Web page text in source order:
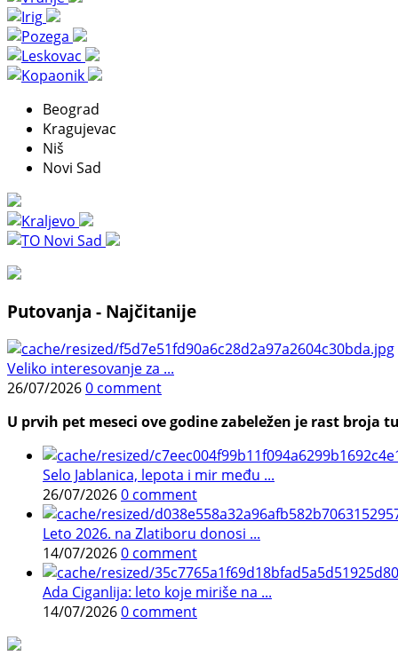
Beograd
Kragujevac
Niš
Novi Sad
Putovanja - Najčitanije
Veliko interesovanje za ...
26/07/20260 comment
U prvih pet meseci ove godine zabeležen je rast
Selo Jablanica, lepota i mir među ...
26/07/20260 comment
Leto 2026. na Zlatiboru donosi ...
14/07/20260 comment
Ada Ciganlija: leto koje miriše na ...
14/07/20260 comment